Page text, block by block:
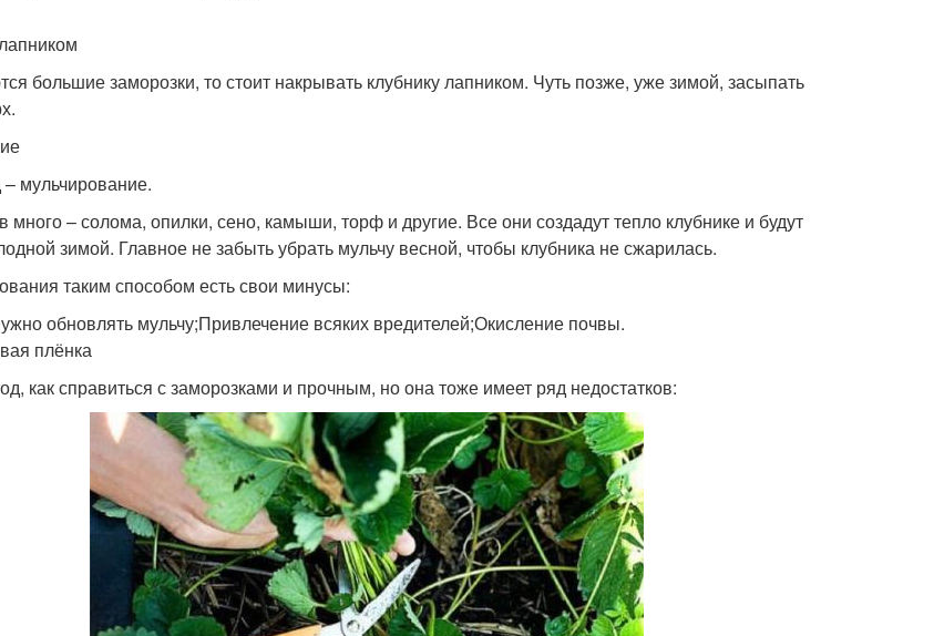
большие заморозки, то стоит накрывать клубнику лапником. Чуть позже, уже зимой, засыпать
мульчирование.
много – солома, опилки, сено, камыши, торф и другие. Все они создадут тепло клубнике и будут
зимой. Главное не забыть убрать мульчу весной, чтобы клубника не сжарилась.
таким способом есть свои минусы:
обновлять мульчу;Привлечение всяких вредителей;Окисление почвы.
плёнка
как справиться с заморозками и прочным, но она тоже имеет ряд недостатков: